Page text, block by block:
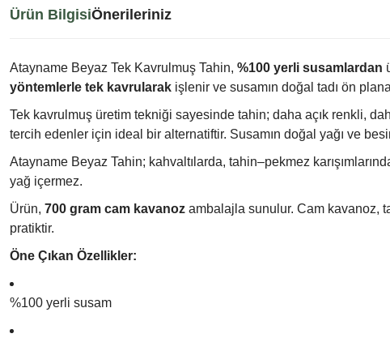
Ürün BilgisiÖnerileriniz
Atayname Beyaz Tek Kavrulmuş Tahin, %100 yerli susamlardan
yöntemlerle tek kavrularak işlenir ve susamın doğal tadı ön plana
Tek kavrulmuş üretim tekniği sayesinde tahin; daha açık renkli,
tercih edenler için ideal bir alternatiftir. Susamın doğal yağı ve
Atayname Beyaz Tahin; kahvaltılarda, tahin–pekmez
yağ içermez.
Ürün, 700 gram cam kavanoz ambalajla sunulur. Cam kavanoz,
pratiktir.
Öne Çıkan Özellikler:
%100 yerli susam